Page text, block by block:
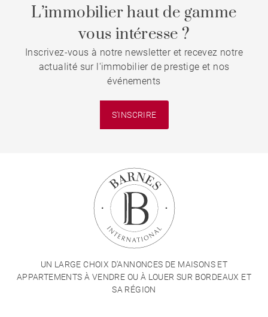
L’immobilier haut de gamme
vous intéresse ?
Inscrivez-vous à notre newsletter et recevez notre
actualité sur l'immobilier de prestige et nos
événements
S'INSCRIRE
UN LARGE CHOIX D'ANNONCES DE MAISONS ET
APPARTEMENTS À VENDRE OU À LOUER SUR BORDEAUX ET
SA RÉGION